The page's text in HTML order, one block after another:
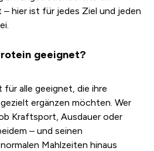
hier ist für jedes Ziel und jeden
geeignet?
für alle geeignet, die ihre
ergänzen möchten. Wer
Kraftsport, Ausdauer oder
– und seinen
Mahlzeiten hinaus